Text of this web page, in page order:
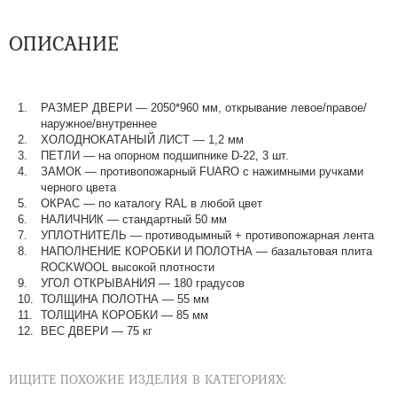
ОПИСАНИЕ
РАЗМЕР ДВЕРИ — 2050*960 мм, открывание левое/правое/
наружное/внутреннее
ХОЛОДНОКАТАНЫЙ ЛИСТ — 1,2 мм
ПЕТЛИ — на опорном подшипнике D-22, 3 шт.
ЗАМОК — противопожарный FUARO с нажимными ручками
черного цвета
ОКРАС — по каталогу RAL в любой цвет​​​​​​​
НАЛИЧНИК — стандартный 50 мм
УПЛОТНИТЕЛЬ — противодымный + противопожарная лента
НАПОЛНЕНИЕ КОРОБКИ И ПОЛОТНА — базальтовая плита
ROCKWOOL высокой плотности
УГОЛ ОТКРЫВАНИЯ — 180 градусов
ТОЛЩИНА ПОЛОТНА — 55 мм
ТОЛЩИНА КОРОБКИ — 85 мм
ВЕС ДВЕРИ — 75 кг
ИЩИТЕ ПОХОЖИЕ ИЗДЕЛИЯ В КАТЕГОРИЯХ: